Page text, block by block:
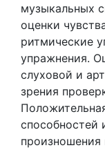
музыкальных
оценки
ритмические
упражнения.
слуховой и
зрения
способностей
произношения